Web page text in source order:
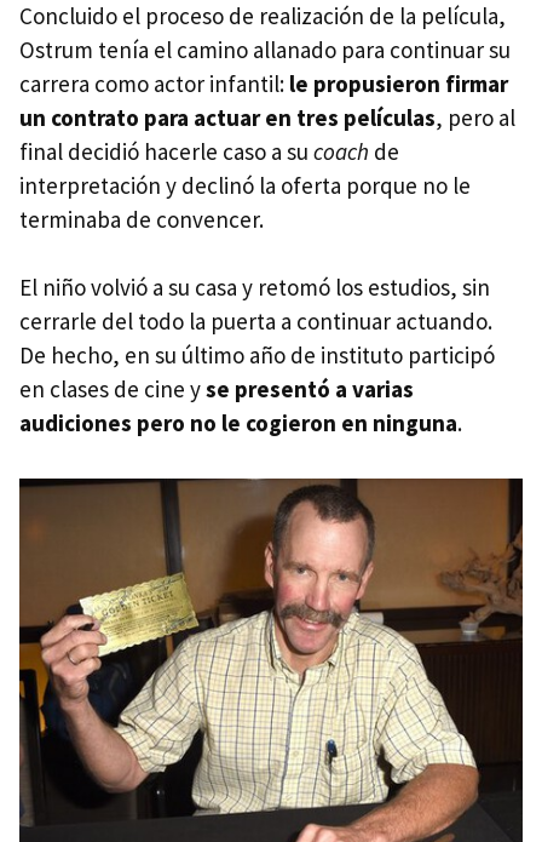
Concluido el proceso de realización de la película,
Ostrum tenía el camino allanado para continuar su
carrera como actor infantil: le propusieron firmar
un contrato para actuar en tres películas, pero al
final decidió hacerle caso a su coach de
interpretación y declinó la oferta porque no le
terminaba de convencer.
El niño volvió a su casa y retomó los estudios, sin
cerrarle del todo la puerta a continuar actuando.
De hecho, en su último año de instituto participó
en clases de cine yse presentó a varias
audiciones pero no le cogieron en ninguna.